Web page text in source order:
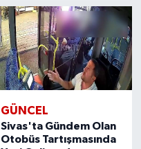
GÜNCEL
Sivas'ta Gündem Olan
Otobüs Tartışmasında